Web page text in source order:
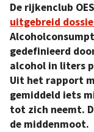
De rijkenclub
uitgebreid
gedefinieerd
alcohol in liters
Uit het rapport
gemiddeld iets
tot zich neemt.
de middenmoot.